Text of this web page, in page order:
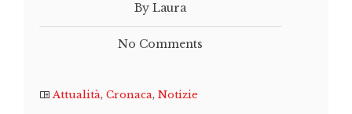
By Laura
No Comments
Attualità, Cronaca, Notizie